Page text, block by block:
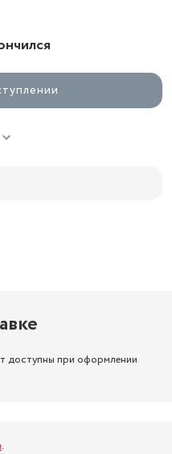
доступны при оформлении
.